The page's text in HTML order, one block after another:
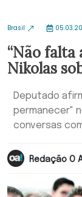
Brasil
“Não falta
Nikolas
Deputado
permanecer"
conversas
Redação O